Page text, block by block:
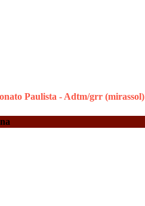
Paulista - Adtm/grr (mirassol)